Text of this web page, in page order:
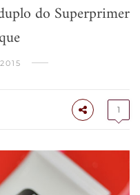
do Superprimer
1